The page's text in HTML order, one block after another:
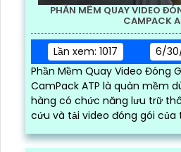
PHẦN MỀM QUAY VIDEO
CAMPACK
Lần xem: 1017
6/
Phần Mềm Quay Video Đóng
CamPack ATP là quàn mềm
hàng có chức năng lưu trữ
cứu và tải video đóng gói
và nhanh chóng